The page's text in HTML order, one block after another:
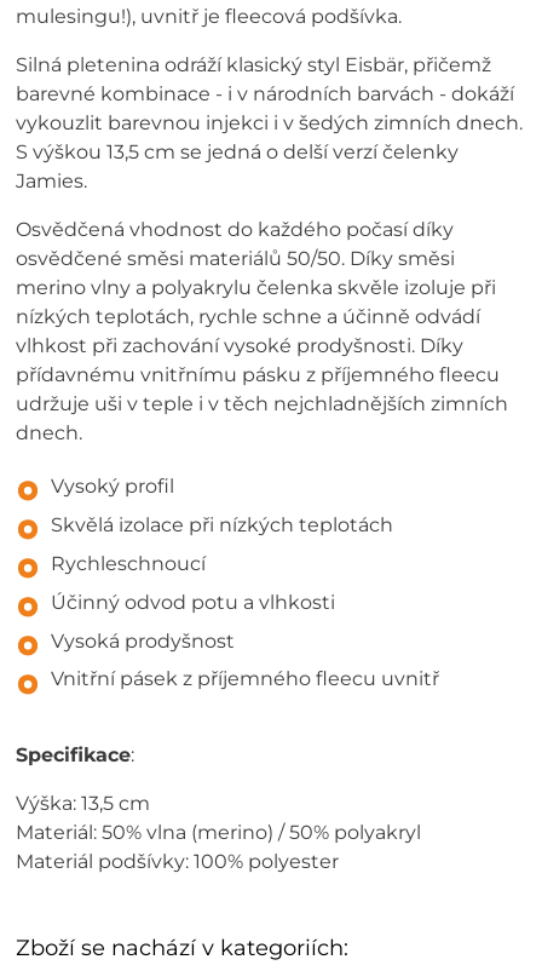
mulesingu!), uvnitř je fleecová podšívka.
Silná pletenina odráží klasický styl Eisbär, přičemž
barevné kombinace - i v národních barvách - dokáží
vykouzlit barevnou injekci i v šedých zimních dnech.
S výškou 13,5 cm se jedná o delší verzí čelenky
Jamies.
Osvědčená vhodnost do každého počasí díky
osvědčené směsi materiálů 50/50. Díky směsi
merino vlny a polyakrylu čelenka skvěle izoluje při
nízkých teplotách, rychle schne a účinně odvádí
vlhkost při zachování vysoké prodyšnosti. Díky
přídavnému vnitřnímu pásku z příjemného fleecu
udržuje uši v teple i v těch nejchladnějších zimních
dnech.
Vysoký profil
Skvělá izolace při nízkých teplotách
Rychleschnoucí
Účinný odvod potu a vlhkosti
Vysoká prodyšnost
Vnitřní pásek z příjemného fleecu uvnitř
Specifikace:
Výška: 13,5 cm
Materiál: 50% vlna (merino) / 50% polyakryl
Materiál podšívky: 100% polyester
Zboží se nachází v kategoriích: